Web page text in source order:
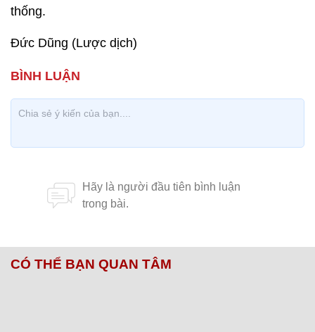
thống.
Đức Dũng (Lược dịch)
CÓ THỂ BẠN QUAN TÂM